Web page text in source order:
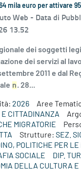
mila euro per attivare
Web - Data di
13.52
dei soggetti
dei servizi al
2011 e dal
n. 28...
2026 Aree
E CITTADINANZA
MIGRATORIE
Strutture: SEZ.
POLITICHE PER LE
SOCIALE
DIP.
DELLA CULTURA E